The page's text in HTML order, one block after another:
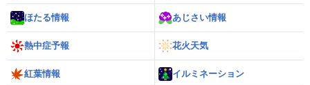
ほたる情報 あじさい情報
熱中症予報 花火天気
紅葉情報 イルミネーション